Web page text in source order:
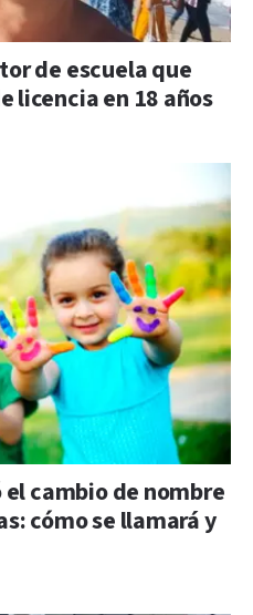
de escuela que
licencia en 18 años
cambio de nombre
cómo se llamará y